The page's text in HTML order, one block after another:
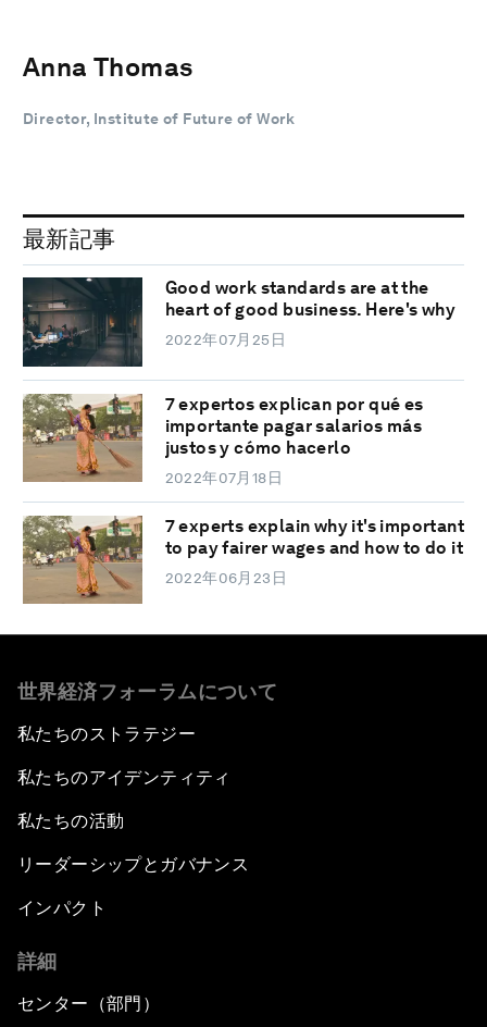
Anna Thomas
Director, Institute of Future of Work
最新記事
Good work standards are at the
heart of good business. Here's why
2022年07月25日
7 expertos explican por qué es
importante pagar salarios más
justos y cómo hacerlo
2022年07月18日
7 experts explain why it's important
to pay fairer wages and how to do it
2022年06月23日
世界経済フォーラムについて
私たちのストラテジー
私たちのアイデンティティ
私たちの活動
リーダーシップとガバナンス
インパクト
詳細
センター（部門）